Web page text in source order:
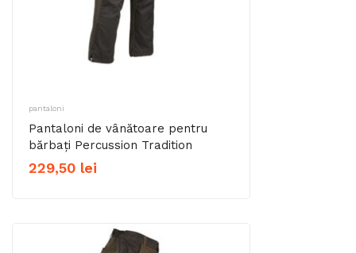
pantaloni
Pantaloni de vânătoare pentru
bărbați Percussion Tradition
229,50 lei